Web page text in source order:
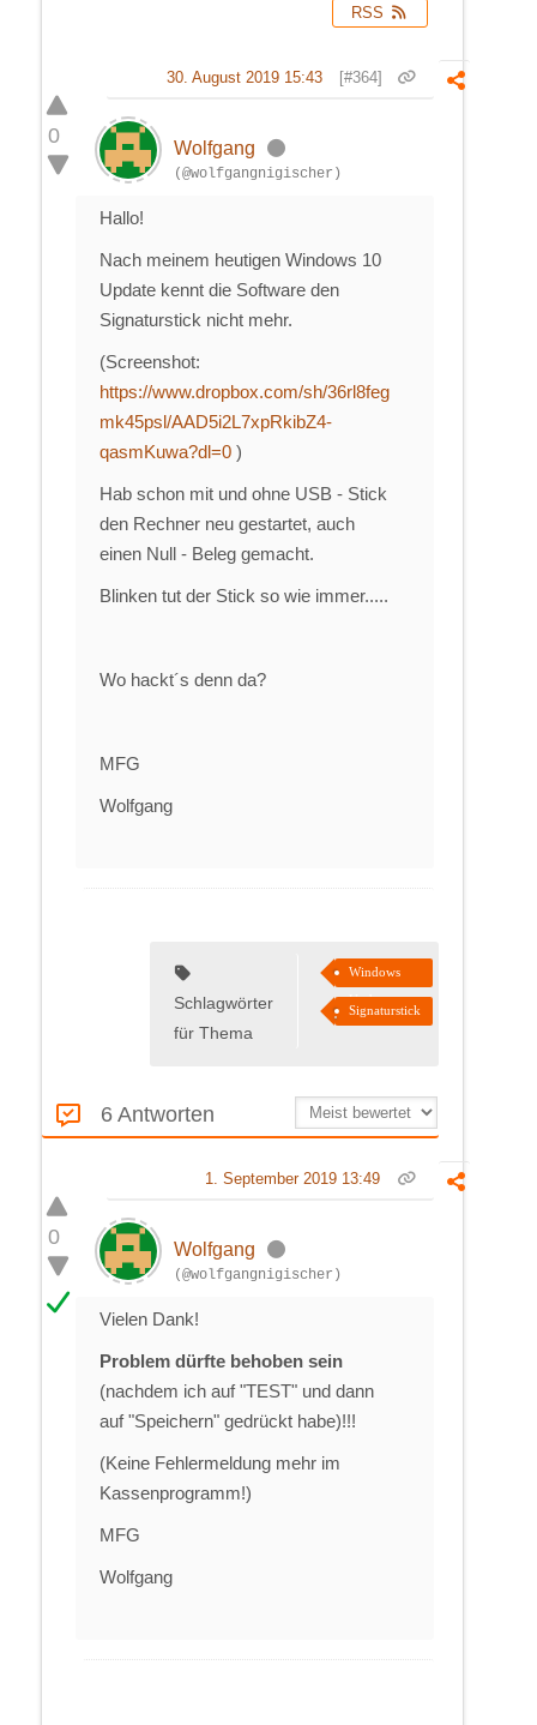
RSS
0
[#364]
30. August 2019 15:43
Wolfgang
(@wolfgangnigischer)
Hallo!
Nach meinem heutigen Windows 10
Update kennt die Software den
Signaturstick nicht mehr.
(Screenshot:
https://www.dropbox.com/sh/36rl8feg
mk45psl/AAD5i2L7xpRkibZ4-
qasmKuwa?dl=0 )
Hab schon mit und ohne USB - Stick
den Rechner neu gestartet, auch
einen Null - Beleg gemacht.
Blinken tut der Stick so wie immer.....
Wo hackt´s denn da?
MFG
Wolfgang
Schlagwörter
für Thema
Windows
Update
Signaturstick
6 Antworten
0
1. September 2019 13:49
Wolfgang
(@wolfgangnigischer)
Vielen Dank!
Problem dürfte behoben sein
(nachdem ich auf "TEST" und dann
auf "Speichern" gedrückt habe)!!!
(Keine Fehlermeldung mehr im
Kassenprogramm!)
MFG
Wolfgang